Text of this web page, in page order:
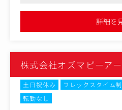
を企画・提案していただきます
●アカウントレップ業務
として、プロジェクトの全体
ただきます。
クライアントへのデイリー報告
案など、コンサルティング業務
す。
届け、クライアントのマーケ
その裏側には、必ず「構造」と
国内最大級のPR会社ベクトル
「報が広がる仕組みそのもの」
る営業職や作業者ではなく、情
ケティング職となります。
●以下、同社での働くイメージを
1日密着動画：https://
詳細を
株式会社オズマピーア
土日祝休み フレックスタイム制
転勤なし